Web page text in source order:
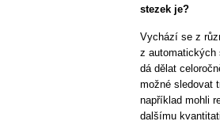
stezek je?
Vychází se z
z automatických
dá dělat
možné sledovat
například mohli
dalšímu